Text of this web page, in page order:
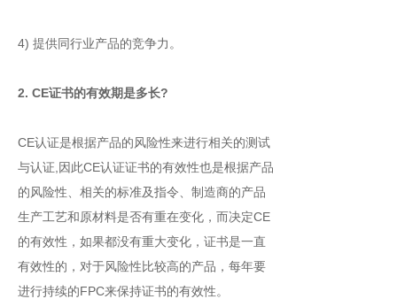
4) 提供同行业产品的竞争力。
2. CE证书的有效期是多长?
CE认证是根据产品的风险性来进行相关的测试
与认证,因此CE认证证书的有效性也是根据产品
的风险性、相关的标准及指令、制造商的产品
生产工艺和原材料是否有重在变化，而决定CE
的有效性，如果都没有重大变化，证书是一直
有效性的，对于风险性比较高的产品，每年要
进行持续的FPC来保持证书的有效性。